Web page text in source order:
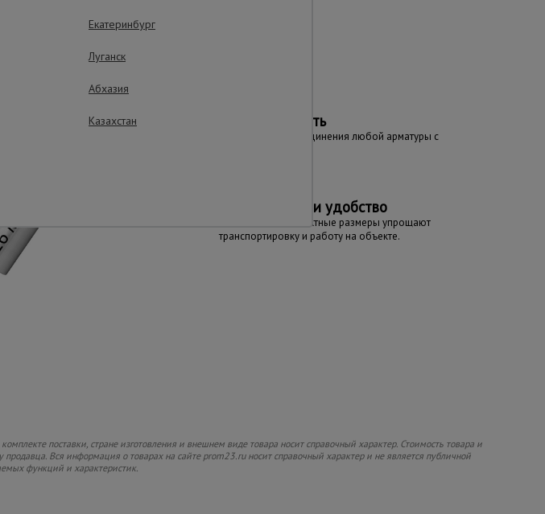
эффективная работа
Универсальность
Подходит для соединения любой арматуры с
Компактность и удобство
Малый вес и компактные размеры упрощают
транспортировку и работу на объекте.
поставки, стране изготовления и внешнем виде товара носит справочный характер. Стоимость товара и
продавца. Вся информация о товарах на сайте prom23.ru носит справочный характер и не является публичной
функций и характеристик.
Екатеринбург
Луганск
Абхазия
Казахстан